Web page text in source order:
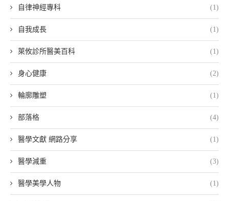
自律神經專科 (1)
自我成長 (1)
萊攸診所醫美百科 (1)
身心健康 (2)
輪廓雕塑 (1)
部落格 (4)
醫學文獻 網路分享 (1)
醫學減重 (3)
醫學美學人物 (1)